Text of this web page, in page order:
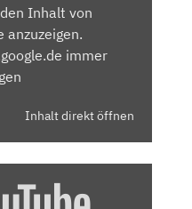
Inhalt von
anzuzeigen.
immer
Inhalt direkt öffnen